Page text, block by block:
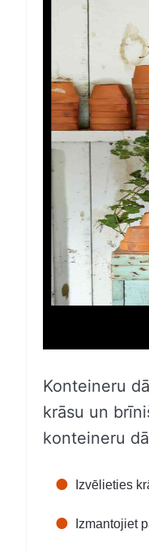
Konteineru
krāsu un
konteineru
Izvēlieties
Izmantojiet